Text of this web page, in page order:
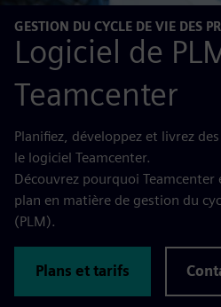
GESTION DU CYCLE DE VIE DES
Logiciel de
Teamcenter
Planifiez, développez et livrez
le logiciel Teamcenter.
Découvrez pourquoi
plan en matière de gestion du
(PLM).
Plans et tarifs